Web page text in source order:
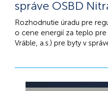
správe OSBD
Rozhodnutie úradu pre
o cene energií za teplo pre
Vráble, a.s.) pre byty v